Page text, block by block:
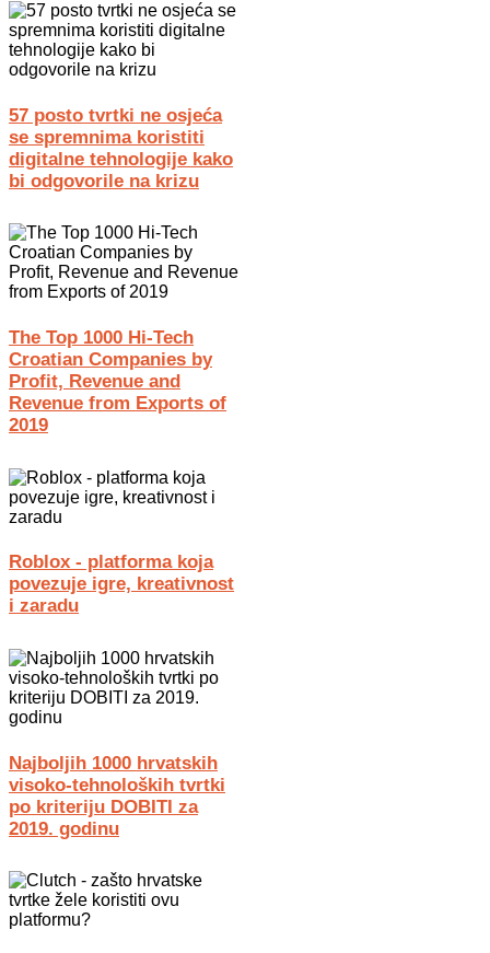
57 posto tvrtki ne osjeća
se spremnima koristiti
digitalne tehnologije kako
bi odgovorile na krizu
The Top 1000 Hi-Tech
Croatian Companies by
Profit, Revenue and
Revenue from Exports of
2019
Roblox - platforma koja
povezuje igre, kreativnost
i zaradu
Najboljih 1000 hrvatskih
visoko-tehnoloških tvrtki
po kriteriju DOBITI za
2019. godinu